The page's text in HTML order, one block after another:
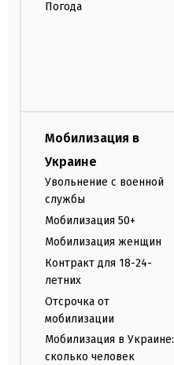
Погода
Мобилизация в
Украине
Увольнение с военной
службы
Мобилизация 50+
Мобилизация женщин
Контракт для 18-24-
летних
Отсрочка от
мобилизации
Мобилизация в Украине:
сколько человек